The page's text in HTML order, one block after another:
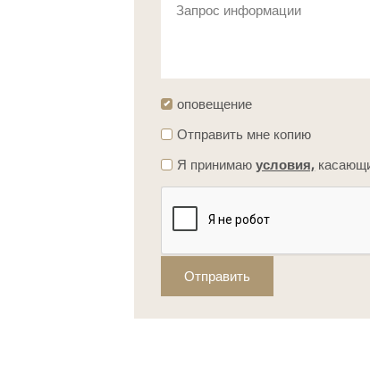
Запрос информации
оповещение
Отправить мне копию
Я принимаюусловия,
Отправить